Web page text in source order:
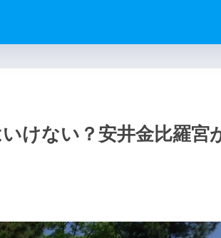
けない？安井金比羅宮